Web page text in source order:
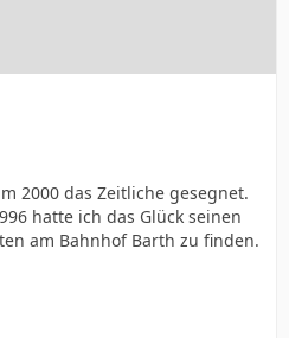
2000 das Zeitliche gesegnet.
hatte ich das Glück seinen
am Bahnhof Barth zu finden.